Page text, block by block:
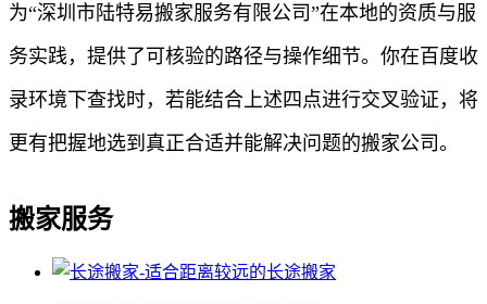
为“深圳市陆特易搬家服务有限公司”在本地的资质与服
务实践，提供了可核验的路径与操作细节。你在百度收
录环境下查找时，若能结合上述四点进行交叉验证，将
更有把握地选到真正合适并能解决问题的搬家公司。
搬家服务